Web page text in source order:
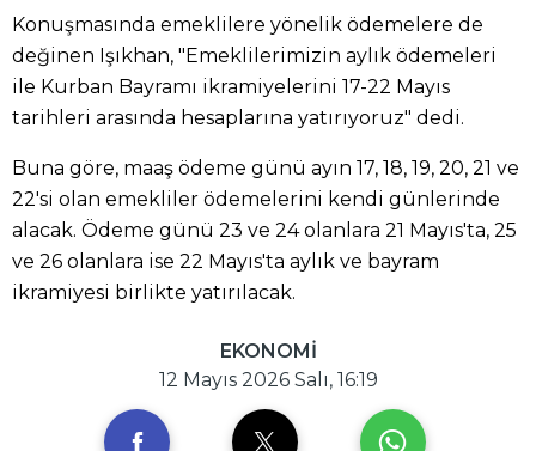
Konuşmasında emeklilere yönelik ödemelere de
değinen Işıkhan, "Emeklilerimizin aylık ödemeleri
ile Kurban Bayramı ikramiyelerini 17-22 Mayıs
tarihleri arasında hesaplarına yatırıyoruz" dedi.
Buna göre, maaş ödeme günü ayın 17, 18, 19, 20, 21 ve
22'si olan emekliler ödemelerini kendi günlerinde
alacak. Ödeme günü 23 ve 24 olanlara 21 Mayıs'ta, 25
ve 26 olanlara ise 22 Mayıs'ta aylık ve bayram
ikramiyesi birlikte yatırılacak.
EKONOMİ
12 Mayıs 2026 Salı, 16:19